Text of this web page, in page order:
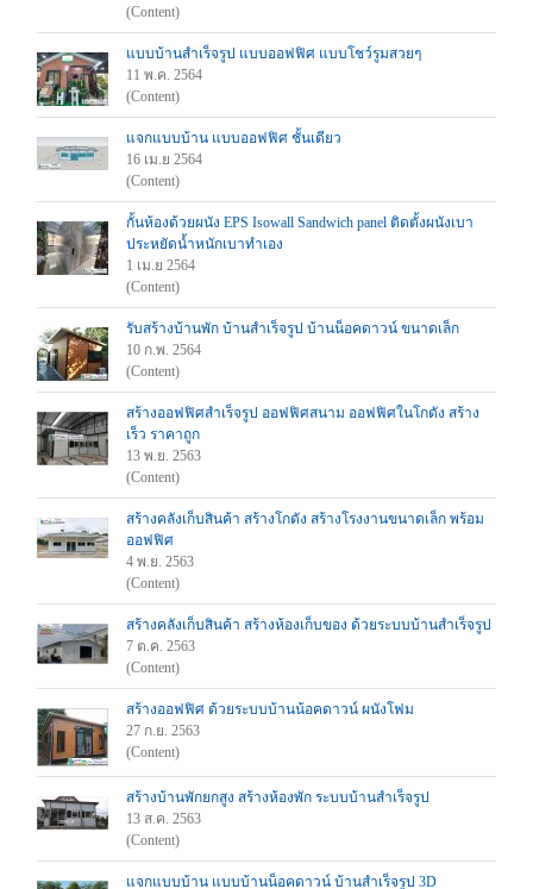
(Content)
แบบบ้านสำเร็จรูป แบบออฟฟิศ แบบโชว์รูมสวยๆ
11 พ.ค. 2564
(Content)
แจกแบบบ้าน แบบออฟฟิศ ชั้นเดียว
16 เม.ย 2564
(Content)
กั้นห้องด้วยผนัง EPS Isowall Sandwich panel ติดตั้งผนังเบา
ประหยัดน้ำหนักเบาทำเอง
1 เม.ย 2564
(Content)
รับสร้างบ้านพัก บ้านสำเร็จรูป บ้านน็อคดาวน์ ขนาดเล็ก
10 ก.พ. 2564
(Content)
สร้างออฟฟิศสำเร็จรูป ออฟฟิศสนาม ออฟฟิศในโกดัง สร้าง
เร็ว ราคาถูก
13 พ.ย. 2563
(Content)
สร้างคลังเก็บสินค้า สร้างโกดัง สร้างโรงงานขนาดเล็ก พร้อม
ออฟฟิศ
4 พ.ย. 2563
(Content)
สร้างคลังเก็บสินค้า สร้างห้องเก็บของ ด้วยระบบบ้านสำเร็จรูป
7 ต.ค. 2563
(Content)
สร้างออฟฟิศ ด้วยระบบบ้านน้อคดาวน์ ผนังโฟม
27 ก.ย. 2563
(Content)
สร้างบ้านพักยกสูง สร้างห้องพัก ระบบบ้านสำเร็จรูป
13 ส.ค. 2563
(Content)
แจกแบบบ้าน แบบบ้านน็อคดาวน์ บ้านสำเร็จรูป 3D